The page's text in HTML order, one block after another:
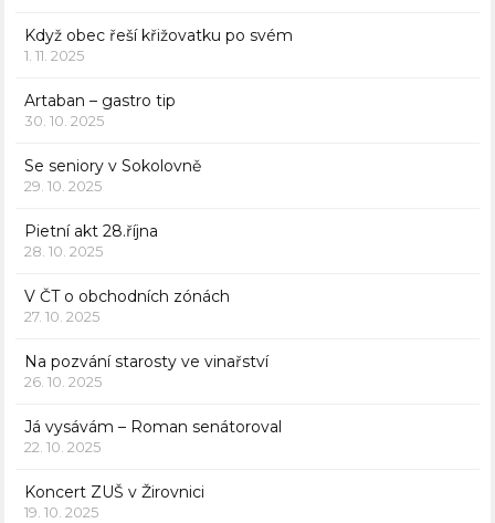
Když obec řeší křižovatku po svém
1. 11. 2025
Artaban – gastro tip
30. 10. 2025
Se seniory v Sokolovně
29. 10. 2025
Pietní akt 28.října
28. 10. 2025
V ČT o obchodních zónách
27. 10. 2025
Na pozvání starosty ve vinařství
26. 10. 2025
Já vysávám – Roman senátoroval
22. 10. 2025
Koncert ZUŠ v Žirovnici
19. 10. 2025